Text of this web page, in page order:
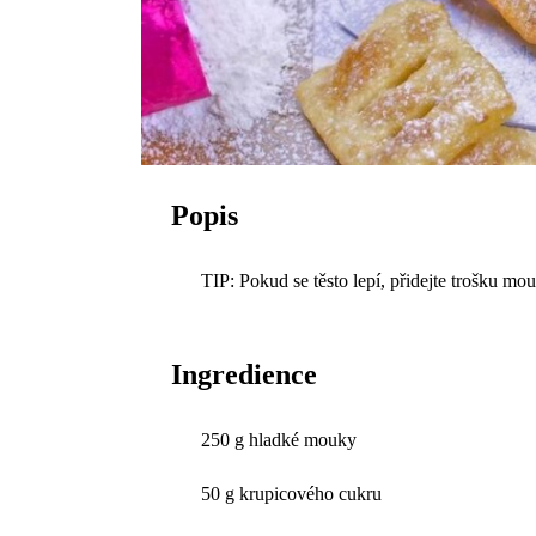
Popis
TIP: Pokud se těsto lepí, přidejte trošku
Ingredience
250 g hladké mouky
50 g krupicového cukru